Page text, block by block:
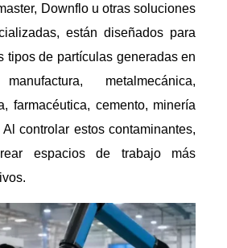
Downflo u otras soluciones
están diseñados para
tipos de partículas generadas en
metalmecánica,
farmacéutica, cemento, minería
controlar estos contaminantes,
espacios de trabajo más